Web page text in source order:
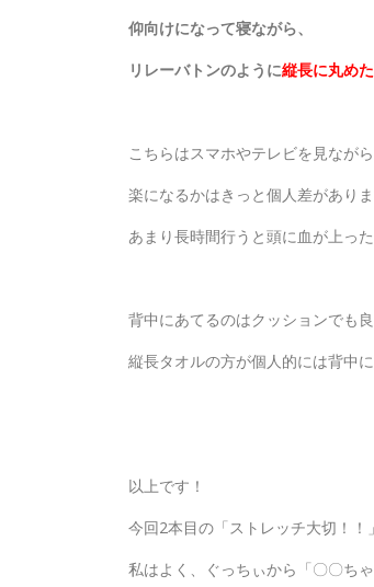
仰向けになって寝ながら、
リレーバトンのように縦長に丸め
こちらはスマホやテレビを見なが
楽になるかはきっと個人差がありま
あまり長時間行うと頭に血が上っ
背中にあてるのはクッションでも良
縦長タオルの方が個人的には背中
以上です！
今回2本目の「ストレッチ大切！！
私はよく、ぐっちぃから「〇〇ち